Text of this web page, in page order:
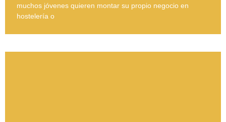
muchos jóvenes quieren montar su propio negocio en
hostelería o